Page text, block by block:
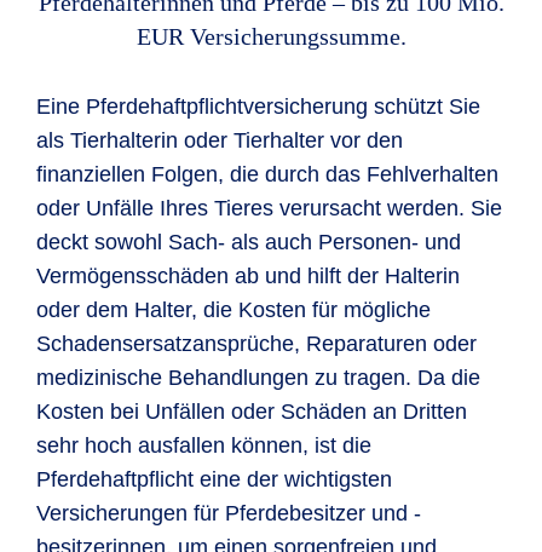
EUR Versicherungssumme.
Eine Pferdehaftpflichtversicherung schützt Sie
als Tierhalterin oder Tierhalter vor den
finanziellen Folgen, die durch das Fehlverhalten
oder Unfälle Ihres Tieres verursacht werden. Sie
deckt sowohl Sach- als auch Personen- und
Vermögensschäden ab und hilft der Halterin
oder dem Halter, die Kosten für mögliche
Schadensersatzansprüche, Reparaturen oder
medizinische Behandlungen zu tragen. Da die
Kosten bei Unfällen oder Schäden an Dritten
sehr hoch ausfallen können, ist die
Pferdehaftpflicht eine der wichtigsten
Versicherungen für Pferdebesitzer und -
besitzerinnen, um einen sorgenfreien und